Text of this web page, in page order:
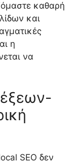
καθαρή
και
η
να
SEO δεν